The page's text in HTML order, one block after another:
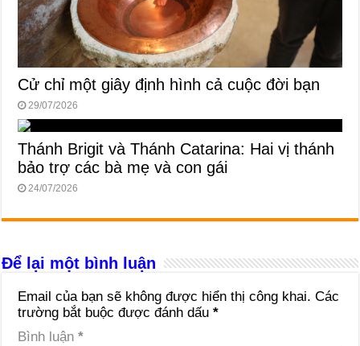
Cử chỉ một giây định hình cả cuộc đời bạn
29/07/2026
Thánh Brigit và Thánh Catarina: Hai vị thánh
bảo trợ các bà mẹ và con gái
24/07/2026
Để lại một bình luận
Email của bạn sẽ không được hiển thị công khai. Các
trường bắt buộc được đánh dấu*
Bình luận*